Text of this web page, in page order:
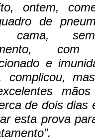
ontem,
de
cama,
e
complicou,
mãos
de dois dias
esta prova
”.